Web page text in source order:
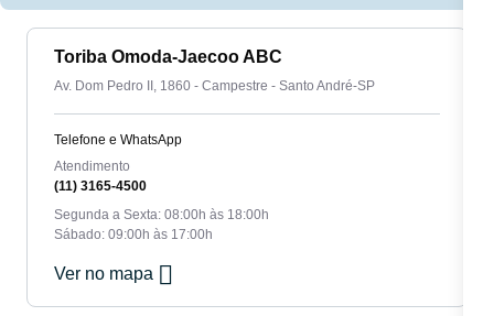
Toriba Omoda-Jaecoo ABC
Av. Dom Pedro II, 1860 - Campestre - Santo André-SP
Telefone e WhatsApp
Atendimento
(11) 3165-4500
Segunda a Sexta: 08:00h às 18:00h
Sábado: 09:00h às 17:00h
Ver no mapa